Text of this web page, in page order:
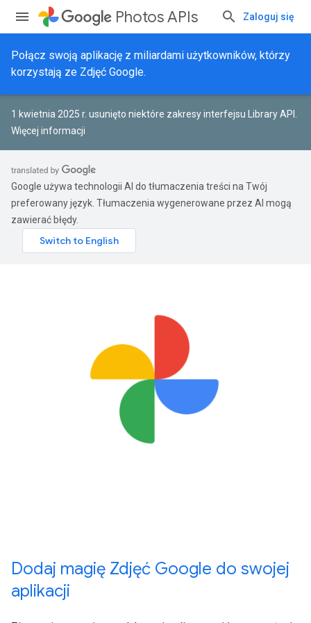
Photos APIs Zaloguj się
Połącz swoją aplikację z miliardami użytkowników, którzy
korzystają ze Zdjęć Google.
1 kwietnia 2025 r. usunięto niektóre zakresy interfejsu Library API.
Więcej informacji
Google używa technologii AI do tłumaczenia treści na Twój
preferowany język. Tłumaczenia wygenerowane przez AI mogą
zawierać błędy.
Dodaj magię Zdjęć Google do swojej
aplikacji